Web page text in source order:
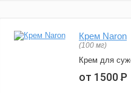
Крем Naron
(100 мг)
Крем для
от 1500Р